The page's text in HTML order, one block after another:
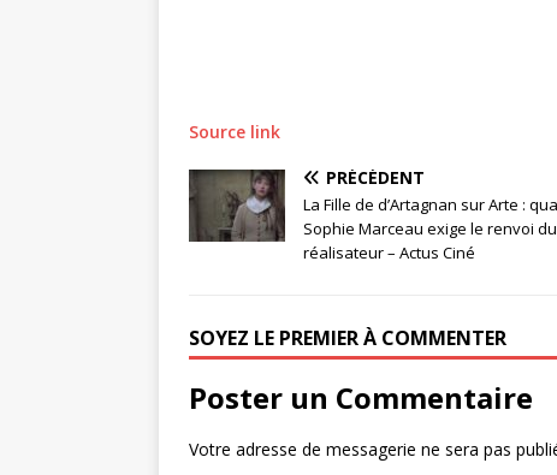
Source link
PRÉCÉDENT
La Fille de d’Artagnan sur Arte :
Sophie Marceau exige le renvoi du
réalisateur – Actus Ciné
SOYEZ LE PREMIER À COMMENTER
Poster un Commentaire
Votre adresse de messagerie ne sera pas